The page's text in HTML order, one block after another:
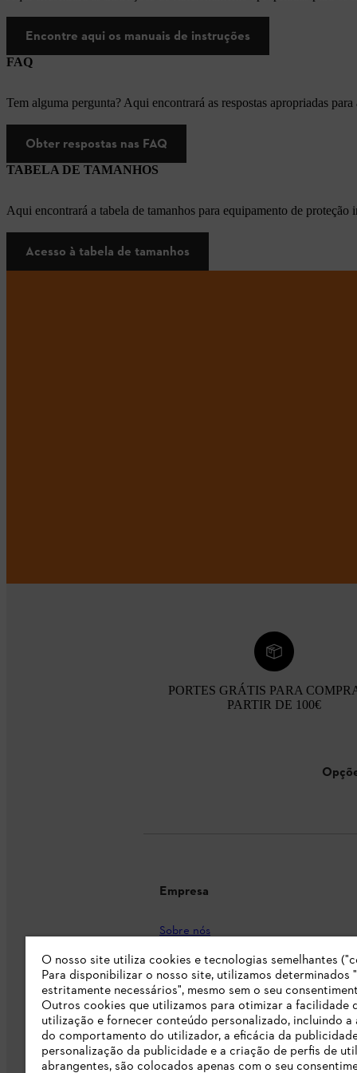
Encontre aqui os manuais de instruções
FAQ
Tem alguma pergunta? Aqui encontrará as respostas apropriadas
Obter respostas nas FAQ
TABELA DE TAMANHOS
Aqui encontrará a tabela de tamanhos para equipamento de proteção
Acesso à tabela de tamanhos
PORTES GRÁTIS PARA
PARTIR DE 100€
Empresa
Sobre nós
Imprensa
Carreira
Responsabilidade
Linha Integridade STIHL
O nosso site utiliza cookies e tecnologias semelhantes
Para disponibilizar o nosso site, utilizamos determinados
estritamente necessários", mesmo sem o seu
Outros cookies que utilizamos para otimizar a facilidade
utilização e fornecer conteúdo personalizado, incluindo a
do comportamento do utilizador, a eficácia da
personalização da publicidade e a criação de perfis de
abrangentes, são colocados apenas com o seu